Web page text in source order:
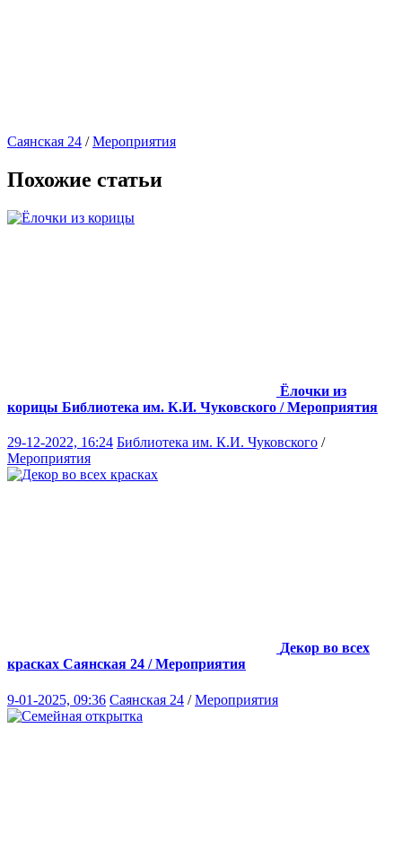
Саянская 24 /Мероприятия
Похожие статьи
Ёлочки из
корицы Библиотека им. К.И. Чуковского / Мероприятия
29-12-2022, 16:24 Библиотека им. К.И. Чуковского /
Мероприятия
Декор во всех
красках Саянская 24 / Мероприятия
9-01-2025, 09:36 Саянская 24 /Мероприятия